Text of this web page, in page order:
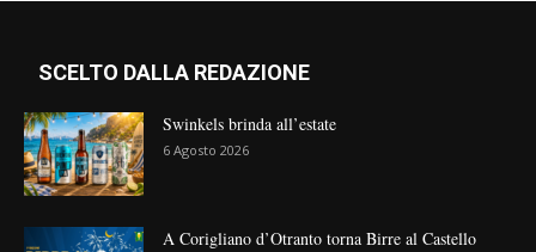
SCELTO DALLA REDAZIONE
Swinkels brinda all’estate
6 Agosto 2026
A Corigliano d’Otranto torna Birre al Castello